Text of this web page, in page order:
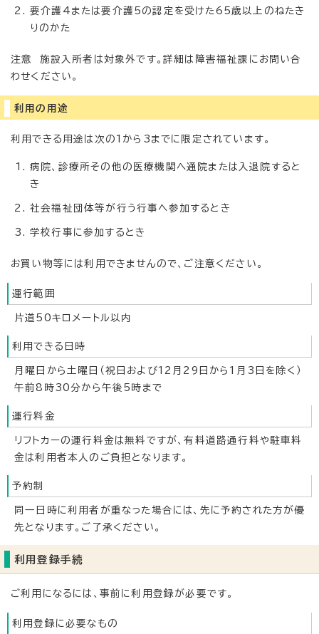
要介護4または要介護5の認定を受けた65歳以上のねたき
りのかた
注意 施設入所者は対象外です。詳細は障害福祉課にお問い合
わせください。
利用の用途
利用できる用途は次の1から3までに限定されています。
病院、診療所その他の医療機関へ通院または入退院すると
き
社会福祉団体等が行う行事へ参加するとき
学校行事に参加するとき
お買い物等には利用できませんので、ご注意ください。
運行範囲
片道50キロメートル以内
利用できる日時
月曜日から土曜日（祝日および12月29日から1月3日を除く）
午前8時30分から午後5時まで
運行料金
リフトカーの運行料金は無料ですが、有料道路通行料や駐車料
金は利用者本人のご負担となります。
予約制
同一日時に利用者が重なった場合には、先に予約された方が優
先となります。ご了承ください。
利用登録手続
ご利用になるには、事前に利用登録が必要です。
利用登録に必要なもの